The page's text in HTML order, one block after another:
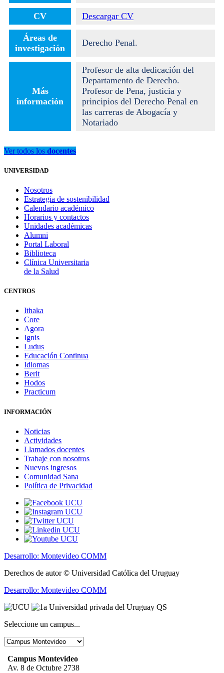
CV Descargar CV
Áreas de
investigación
Derecho Penal.
Más
información
Profesor de alta dedicación del
Departamento de Derecho.
Profesor de Pena, justicia y
principios del Derecho Penal en
las carreras de Abogacía y
Notariado
Ver todos los docentes
UNIVERSIDAD
Nosotros
Estrategia de sostenibilidad
Calendario académico
Horarios y contactos
Unidades académicas
Alumni
Portal Laboral
Biblioteca
Clínica Universitaria
de la Salud
CENTROS
Ithaka
Core
Agora
Ignis
Ludus
Educación Continua
Idiomas
Berit
Hodos
Practicum
INFORMACIÓN
Noticias
Actividades
Llamados docentes
Trabaje con nosotros
Nuevos ingresos
Comunidad Sana
Política de Privacidad
Desarrollo: Montevideo COMM
Derechos de autor © Universidad Católica del Uruguay
Desarrollo: Montevideo COMM
Seleccione un campus...
Campus Montevideo
Av. 8 de Octubre 2738